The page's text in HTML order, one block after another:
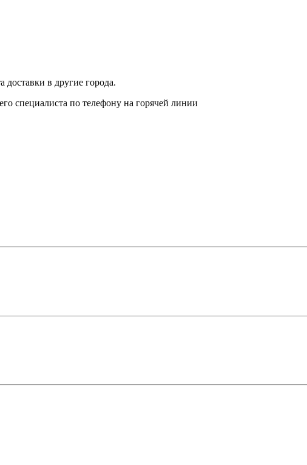
доставки в другие города.
специалиста по телефону на горячей линии